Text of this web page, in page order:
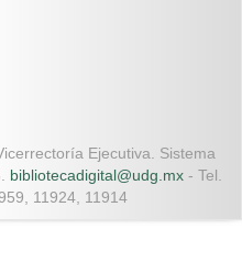
Ejecutiva. Sistema
bibliotecadigital@udg.mx - Tel.
11924, 11914